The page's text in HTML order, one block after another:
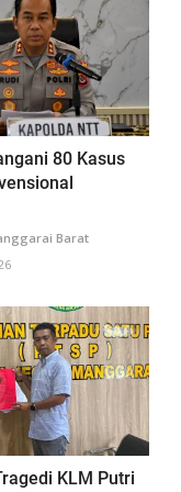
80 Kasus
Barat
KLM Putri